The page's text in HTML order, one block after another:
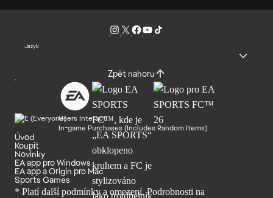
Jazyk
Zpět nahoru
Users Interact
In-game Purchases (Includes Random Items)
Úvod
Koupit
Novinky
EA app pro Windows
EA app a Origin pro Mac
Sports Games
* Platí další podmínky a omezení. Podrobnosti na